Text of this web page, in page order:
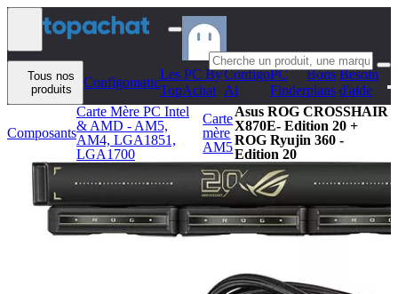
Aller au contenu
Tous nos
produits
Configomatic
Les PC By
TopAchat
Configo
Ai
PC
Finder
Bons
plans
Besoin
d'aide
Composants
Carte Mère PC Intel
& AMD - AM5,
AM4, LGA1851,
LGA1700
Carte
mère
AM5
Asus ROG CROSSHAIR
X870E- Edition 20 +
ROG Ryujin 360 -
Edition 20